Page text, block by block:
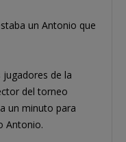
un Antonio que
de la
del torneo
un minuto para
Antonio.